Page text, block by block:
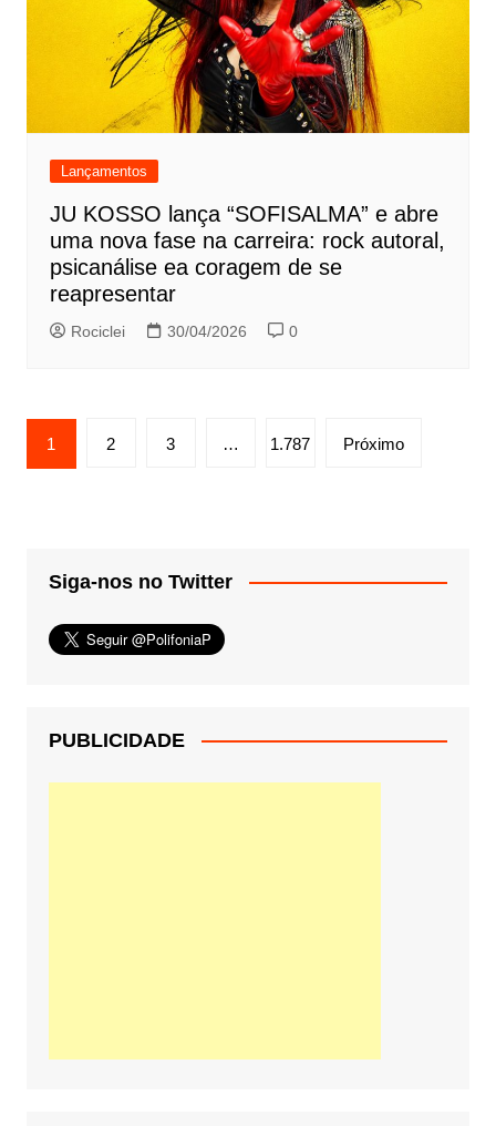
Lançamentos
JU KOSSO lança “SOFISALMA” e abre
uma nova fase na carreira: rock autoral,
psicanálise ea coragem de se
reapresentar
Rociclei 30/04/2026 0
Paginação
de
1 2 3 … 1.787 Próximo
Siga-nos no Twitter
PUBLICIDADE